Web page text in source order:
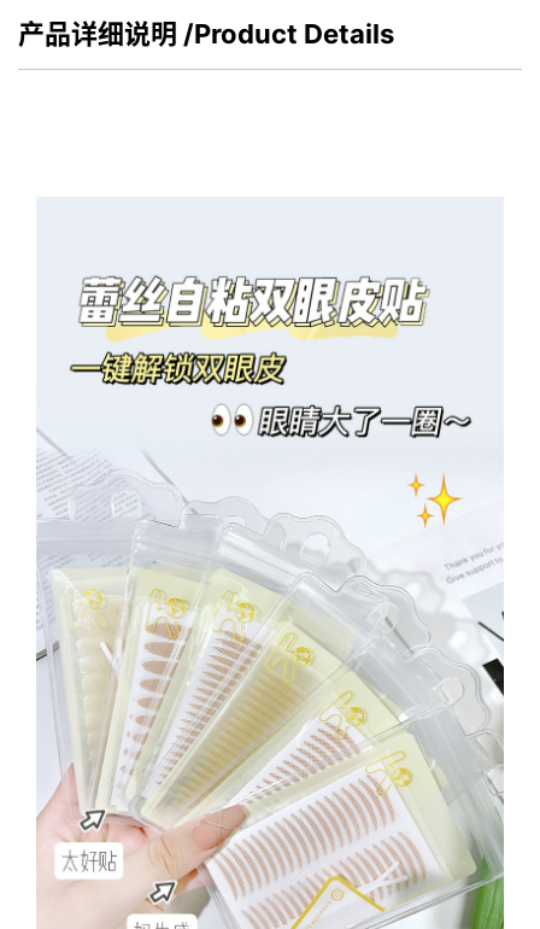
产品详细说明 /Product Details